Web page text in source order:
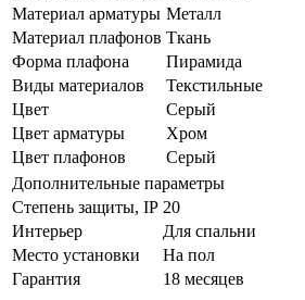
Материал арматуры Металл
Материал плафонов Ткань
Форма плафона
Пирамида
Виды материалов
Текстильные
Цвет
Серый
Цвет арматуры
Хром
Цвет плафонов
Серый
Дополнительные параметры
Степень защиты, IP 20
Интерьер
Для спальни
Место установки
На пол
Гарантия
18 месяцев